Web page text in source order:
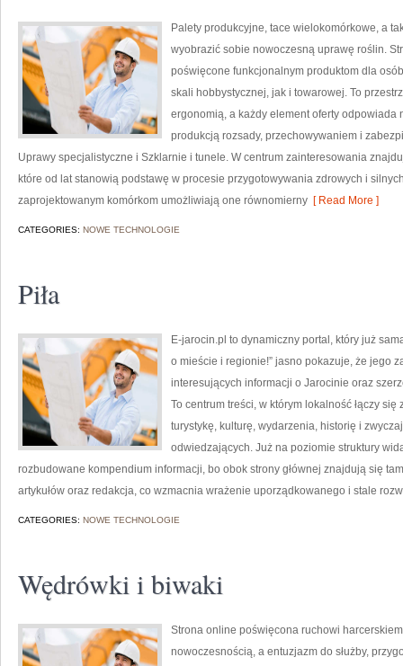
Palety produkcyjne, tace wielokomórkowe, a
wyobrazić sobie nowoczesną uprawę roślin.
poświęcone funkcjonalnym produktom dla
skali hobbystycznej, jak i towarowej. To
ergonomią, a każdy element oferty
produkcją rozsady, przechowywaniem i
Uprawy specjalistyczne i Szklarnie i tunele. W centrum zainteresowania
które od lat stanowią podstawę w procesie przygotowywania zdrowych i
zaprojektowanym komórkom umożliwiają one równomierny [ Read More ]
CATEGORIES: NOWE TECHNOLOGIE
Piła
E-jarocin.pl to dynamiczny portal, który już
o mieście i regionie!” jasno pokazuje, że jego
interesujących informacji o Jarocinie oraz
To centrum treści, w którym lokalność łączy
turystykę, kulturę, wydarzenia, historię i
odwiedzających. Już na poziomie struktury
rozbudowane kompendium informacji, bo obok strony głównej znajdują się
artykułów oraz redakcja, co wzmacnia wrażenie uporządkowanego i stale
CATEGORIES: NOWE TECHNOLOGIE
Wędrówki i biwaki
Strona online poświęcona ruchowi
nowoczesnością, a entuzjazm do służby,